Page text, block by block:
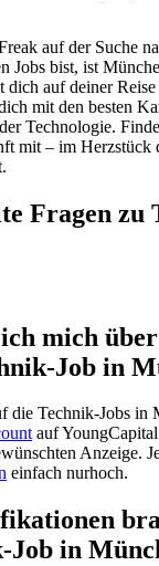
auf der Suche
Jobs bist, ist
dich auf deiner
mit den besten
Technologie.
mit – im Herzstück
Fragen zu
mich
Job in
die Technik-Jobs in
auf
Anzeige.
einfach nurhoch.
Job in